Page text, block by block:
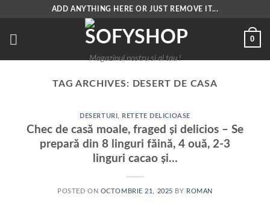
content
ADD ANYTHING HERE OR JUST REMOVE IT...
Magazinul nostru si al tau !
0
TAG ARCHIVES: DESERT DE CASA
DESERTURI RETETE DELICIOASE
Chec de casă moale, fraged și delicios – Se
prepară din 8 linguri făină, 4 ouă, 2-3
linguri cacao și…
POSTED ON OCTOMBRIE 21, 2025 BY ROMAN